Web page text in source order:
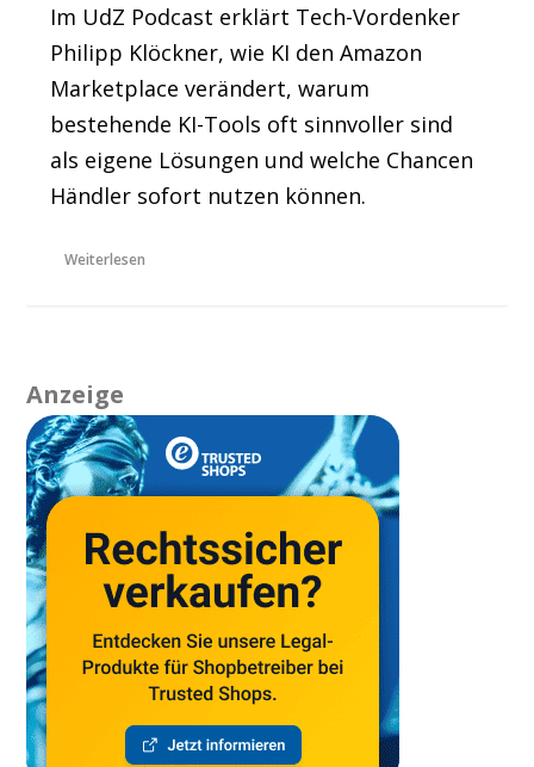
Im UdZ Podcast erklärt Tech-Vordenker
Philipp Klöckner, wie KI den Amazon
Marketplace verändert, warum
bestehende KI-Tools oft sinnvoller sind
als eigene Lösungen und welche Chancen
Händler sofort nutzen können.
Weiterlesen
Anzeige